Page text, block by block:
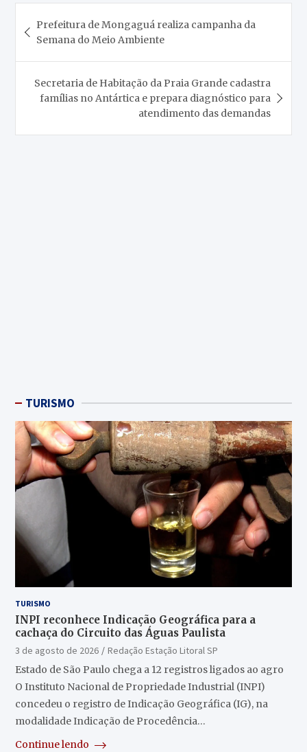
de
Post
Prefeitura de Mongaguá realiza campanha da
Semana do Meio Ambiente
Secretaria de Habitação da Praia Grande cadastra
famílias no Antártica e prepara diagnóstico para
atendimento das demandas
TURISMO
TURISMO
INPI reconhece Indicação Geográfica para a
cachaça do Circuito das Águas Paulista
3 de agosto de 2026
Redação Estação Litoral SP
Estado de São Paulo chega a 12 registros ligados ao agro
O Instituto Nacional de Propriedade Industrial (INPI)
concedeu o registro de Indicação Geográfica (IG), na
modalidade Indicação de Procedência…
Continue lendo